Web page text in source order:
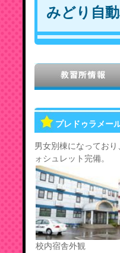
みどり自動
プレドゥラメー
男女別棟になってお
ォシュレット完備。
校内宿舎外観